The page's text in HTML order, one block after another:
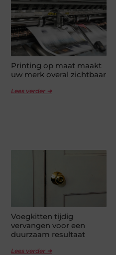
Printing op maat maakt
uw merk overal zichtbaar
Lees verder ➜
Voegkitten tijdig
vervangen voor een
duurzaam resultaat
Lees verder ➜